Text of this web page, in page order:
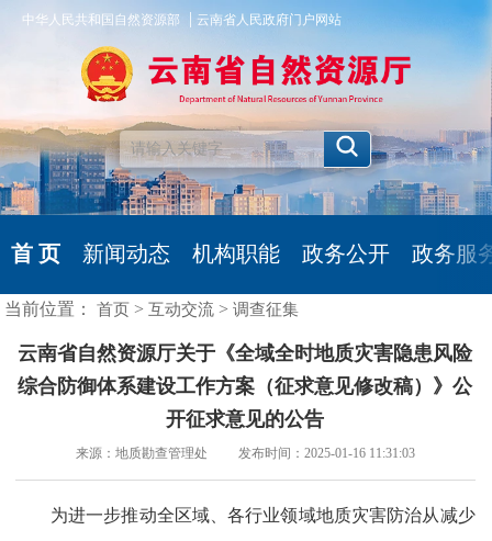
中华人民共和国自然资源部 |云南省人民政府门户网站
首 页 新闻动态 机构职能 政务公开 政务服
当前位置：首页 > 互动交流 >调查征集
云南省自然资源厅关于《全域全时地质灾害隐患风险
综合防御体系建设工作方案（征求意见修改稿）》公
开征求意见的公告
来源：地质勘查管理处 发布时间：2025-01-16 11:31:03
为进一步推动全区域、各行业领域地质灾害防治从减少